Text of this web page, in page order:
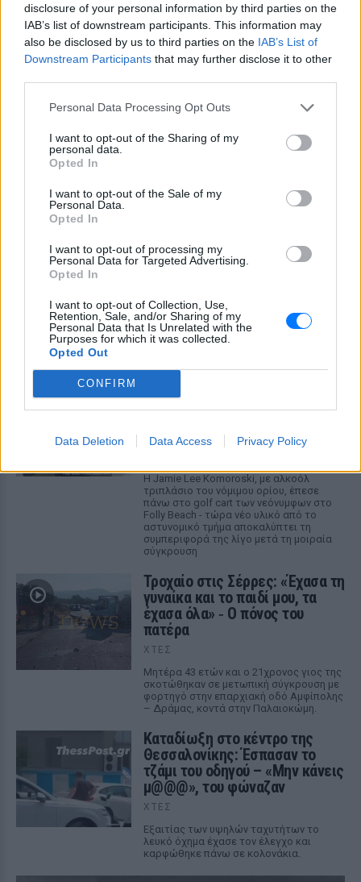
disclosure of your personal information by third parties on the
IAB’s list of downstream participants. This information may
also be disclosed by us to third parties on the IAB’s List of
Downstream Participants that may further disclose it to other
Personal Data Processing Opt Outs
I want to opt-out of the Sharing of my
personal data.
Opted In
I want to opt-out of the Sale of my
Personal Data.
Opted In
I want to opt-out of processing my
Personal Data for Targeted Advertising.
Opted In
I want to opt-out of Collection, Use,
Retention, Sale, and/or Sharing of my
Personal Data that Is Unrelated with the
Purposes for which it was collected.
Opted Out
CONFIRM
Data Deletion Data Access Privacy Policy
ΔΕΙΤΕ ΕΠΙΣΗΣ
ΣΤΗΝ ΙΔΙΑ ΚΑΤΗΓΟΡΙΑ
βίντεο της μεθυσμένης οδηγού
τον γάμο της
Η Jamie Lee Komoroski, με αλκοόλ
τριπλάσιο του νόμιμου ορίου, έπεσε
πάνω στο golf cart των νεόνυμφων στο
Folly Beach - τώρα νέο υλικό από το
αστυνομικό τμήμα αποκαλύπτει τη
συμπεριφορά της λίγο μετά τη μοιραία
σύγκρουση
Τροχαίο στις Σέρρες: «Έχασα τη
γυναίκα και το παιδί μου, τα
έχασα όλα» ‑ Ο πόνος του
πατέρα
ΧΤΕΣ
Μητέρα 43 ετών και ο 21χρονος γιος της
σκοτώθηκαν σε μετωπική σύγκρουση με
φορτηγό στην επαρχιακή οδό Αμφίπολης
– Δράμας, κοντά στην Παλαιοκώμη.
Καταδίωξη στο κέντρο της
Θεσσαλονίκης: Έσπασαν το
τζάμι του οδηγού – «Μην κάνεις
μ@@@», του φώναζαν
ΧΤΕΣ
Εξαιτίας των υψηλών ταχυτήτων το
λευκό όχημα έχασε τον έλεγχο και
καρφώθηκε πάνω σε κολονάκια.